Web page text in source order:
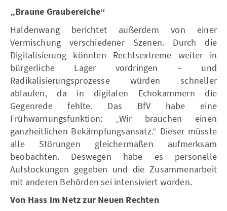
„Braune Graubereiche“
Haldenwang berichtet außerdem von einer
Vermischung verschiedener Szenen. Durch die
Digitalisierung könnten Rechtsextreme weiter in
bürgerliche Lager vordringen – und
Radikalisierungsprozesse würden schneller
ablaufen, da in digitalen Echokammern die
Gegenrede fehlte. Das BfV habe eine
Frühwarnungsfunktion: „Wir brauchen einen
ganzheitlichen Bekämpfungsansatz.“ Dieser müsste
alle Störungen gleichermaßen aufmerksam
beobachten. Deswegen habe es personelle
Aufstockungen gegeben und die Zusammenarbeit
mit anderen Behörden sei intensiviert worden.
Von Hass im Netz zur Neuen Rechten